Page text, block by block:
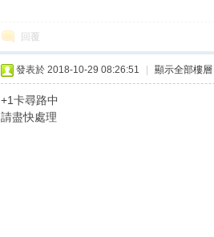
回覆
發表於 2018-10-29 08:26:51 顯示全部樓層
+1卡尋路中
請盡快處理